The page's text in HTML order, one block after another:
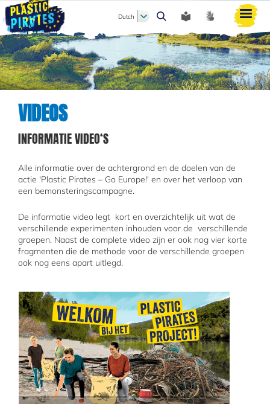
Zoeken
Dutch
VIDEOS
INFORMATIE VIDEO‘S
Alle informatie over de achtergrond en de doelen van de
actie 'Plastic Pirates – Go Europe!' en over het verloop van
een bemonsteringscampagne.
De informatie video legt kort en overzichtelijk uit wat de
verschillende experimenten inhouden voor de verschillende
groepen. Naast de complete video zijn er ook nog vier korte
fragmenten die de methode voor de verschillende groepen
ook nog eens apart uitlegd.